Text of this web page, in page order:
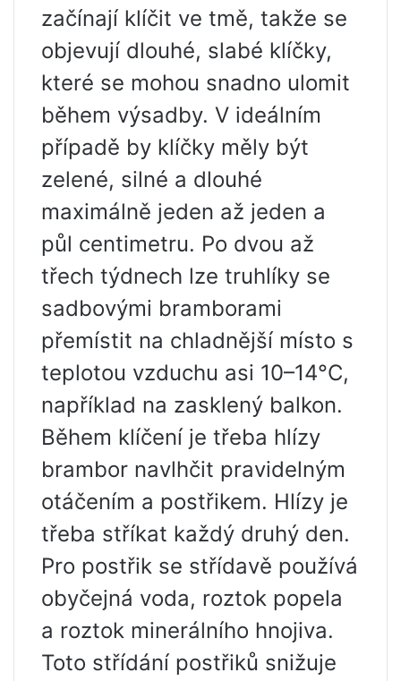
začínají klíčit ve tmě, takže se
objevují dlouhé, slabé klíčky,
které se mohou snadno ulomit
během výsadby. V ideálním
případě by klíčky měly být
zelené, silné a dlouhé
maximálně jeden až jeden a
půl centimetru. Po dvou až
třech týdnech lze truhlíky se
sadbovými bramborami
přemístit na chladnější místo s
teplotou vzduchu asi 10–14°C,
například na zasklený balkon.
Během klíčení je třeba hlízy
brambor navlhčit pravidelným
otáčením a postřikem. Hlízy je
třeba stříkat každý druhý den.
Pro postřik se střídavě používá
obyčejná voda, roztok popela
a roztok minerálního hnojiva.
Toto střídání postřiků snižuje